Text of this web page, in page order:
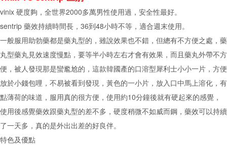
vinix 硬度夠，全世界2000多萬男性使用過，安全性最好。
sentrip 藥效持續時間長，36到48小時不等，適合週末使用。
一般服用助勃藥都是藥丸型的，雖說效果也不錯，但總有不方便之處，藥
丸型藥丸見效速度慢點，要等半小時左右才會有效果，而且藥丸外帶不方
便，被人發現那是蠻尷尬的，這款韓國產的口溶型犀利士小小一片，方便
放於小錢包哩，不易被看到發現，黃色的一小片，放入口中馬上溶化，有
點薄荷的味道，服用真的很方便，使用約10分鐘後就有硬起來的感覺，
使用後感覺藥效跟藥丸型的差不多，硬度稍微不如威而鋼，藥效可以持續
了一天多，真的是外出出差的好良伴。
特色及優點